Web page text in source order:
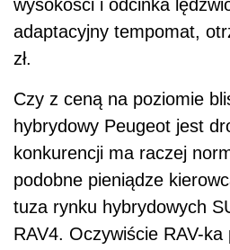
wysokości i odcinka
adaptacyjny tempomat,
zł.
Czy z ceną na poziomie
hybrydowy Peugeot jest
konkurencji ma raczej
podobne pieniądze
tuza rynku hybrydowych
RAV4. Oczywiście RAV-